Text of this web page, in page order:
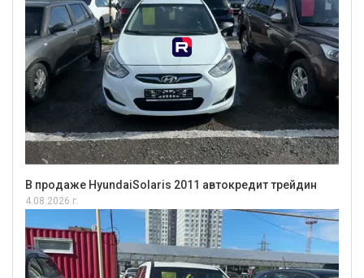
В продаже HyundaiSolaris 2011 автокредит трейдин
4.08.2026 г.